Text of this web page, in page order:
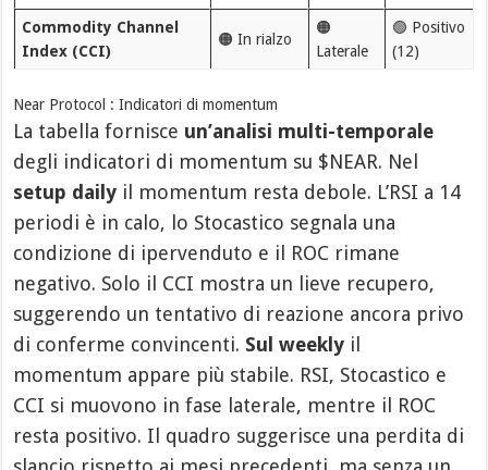
Commodity Channel
Index (CCI)
🟠 In rialzo
🟠
Laterale
🟢 Positivo
(12)
Near Protocol : Indicatori di momentum
La tabella fornisce un’analisi multi-temporale
degli indicatori di momentum su $NEAR. Nel
setup daily il momentum resta debole. L’RSI a 14
periodi è in calo, lo Stocastico segnala una
condizione di ipervenduto e il ROC rimane
negativo. Solo il CCI mostra un lieve recupero,
suggerendo un tentativo di reazione ancora privo
di conferme convincenti. Sul weekly il
momentum appare più stabile. RSI, Stocastico e
CCI si muovono in fase laterale, mentre il ROC
resta positivo. Il quadro suggerisce una perdita di